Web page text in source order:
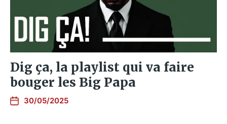
Dig ça, la playlist qui va faire
bouger les Big Papa
30/05/2025